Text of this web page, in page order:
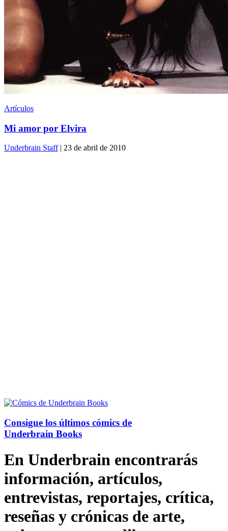
Artículos
Mi amor por Elvira
Underbrain Staff| 23 de abril de 2010
Consigue los últimos cómics de
Underbrain Books
En Underbrain encontrarás
información, artículos,
entrevistas, reportajes, crítica,
reseñas y crónicas de arte,